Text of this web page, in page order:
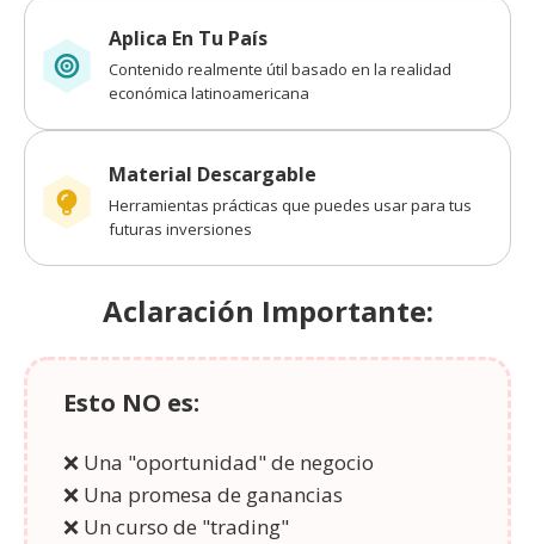
Aplica En Tu País
Contenido realmente útil basado en la realidad
económica latinoamericana
Material Descargable
Herramientas prácticas que puedes usar para tus
futuras inversiones
Aclaración Importante:
Esto NO es:
❌ Una "oportunidad" de negocio
❌ Una promesa de ganancias
❌ Un curso de "trading"